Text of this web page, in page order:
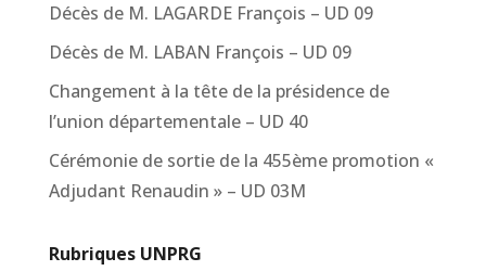
Décès de M. LAGARDE François – UD 09
Décès de M. LABAN François – UD 09
Changement à la tête de la présidence de
l’union départementale – UD 40
Cérémonie de sortie de la 455ème promotion «
Adjudant Renaudin » – UD 03M
Rubriques UNPRG